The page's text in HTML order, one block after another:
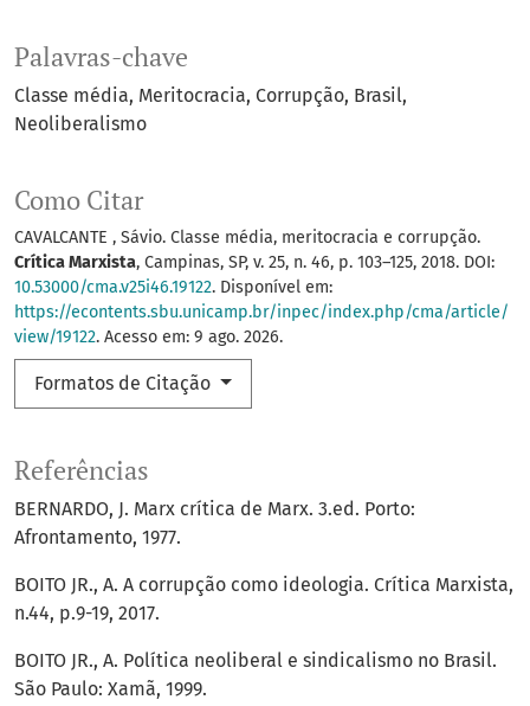
Palavras-chave
Classe média Meritocracia Corrupção Brasil
Neoliberalismo
Como Citar
CAVALCANTE , Sávio. Classe média, meritocracia e corrupção.
Crítica Marxista, Campinas, SP, v. 25, n. 46, p. 103–125, 2018. DOI:
10.53000/cma.v25i46.19122. Disponível em:
https://econtents.sbu.unicamp.br/inpec/index.php/cma/article/
view/19122. Acesso em: 9 ago. 2026.
Formatos de Citação
Referências
BERNARDO, J. Marx crítica de Marx. 3.ed. Porto:
Afrontamento, 1977.
BOITO JR., A. A corrupção como ideologia. Crítica Marxista,
n.44, p.9-19, 2017.
BOITO JR., A. Política neoliberal e sindicalismo no Brasil.
São Paulo: Xamã, 1999.